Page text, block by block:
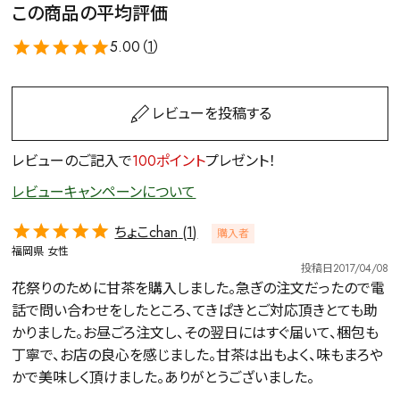
この商品の平均評価
5.00（1）
レビューを投稿する
レビューのご記入で100ポイントプレゼント！
レビューキャンペーンについて
ちょこchan 1
購入者
福岡県 女性
投稿日2017/04/08
花祭りのために甘茶を購入しました。急ぎの注文だったので電
話で問い合わせをしたところ、てきぱきとご対応頂きとても助
かりました。お昼ごろ注文し、その翌日にはすぐ届いて、梱包も
丁寧で、お店の良心を感じました。甘茶は出もよく、味もまろや
かで美味しく頂けました。ありがとうございました。